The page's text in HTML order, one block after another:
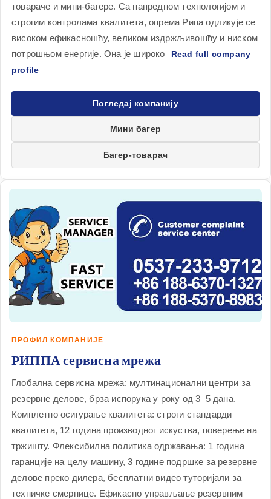
товараче и мини-багере. Са напредном технологијом и
строгим контролама квалитета, опрема Рипа одликује се
високом ефикасношћу, великом издржљивошћу и ниском
потрошњом енергије. Она је широко
Погледај компанију
Мини багер
Багер-товарач
ПРОФИЛ КОМПАНИЈЕ
РИППА сервисна мрежа
Глобална сервисна мрежа: мултинационални центри за
резервне делове, брза испорука у року од 3–5 дана.
Комплетно осигурање квалитета: строги стандарди
квалитета, 12 година производног искуства, поверење на
тржишту. Флексибилна политика одржавања: 1 година
гаранције на целу машину, 3 године подршке за резервне
делове преко дилера, бесплатни видео туторијали за
техничке смернице. Ефикасно управљање резервним